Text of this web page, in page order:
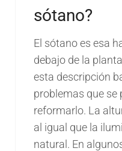
sótano?
El sótano es esa
debajo de la
esta descripción
problemas que se
reformarlo. La
al igual que la
natural. En